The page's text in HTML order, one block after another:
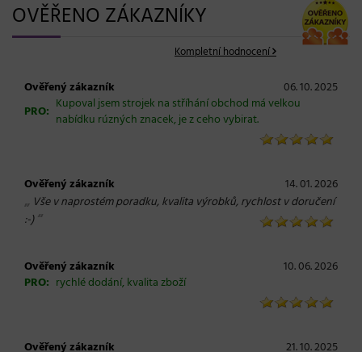
OVĚŘENO ZÁKAZNÍKY
Kompletní hodnocení
Ověřený zákazník
06. 10. 2025
PRO: Kupoval jsem strojek na stříhání obchod má velkou
nabídku rúzných znacek, je z ceho vybirat.
Ověřený zákazník 14. 01. 2026
„ Vše v naprostém poradku, kvalita výrobků, rychlost v doručení
:-)“
Ověřený zákazník
10. 06. 2026
PRO: rychlé dodání, kvalita zboží
Ověřený zákazník 21. 10. 2025